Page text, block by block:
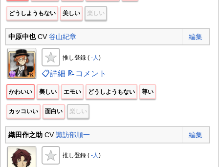
どうしようもない 美しい 楽しい
中原中也CV谷山紀章 編集
推し登録 ( -人 )
📋詳細 📝コメント
かわいい 美しい エモい どうしようもない 尊い
カッコいい 面白い 楽しい
織田作之助CV諏訪部順一 編集
推し登録 ( -人)